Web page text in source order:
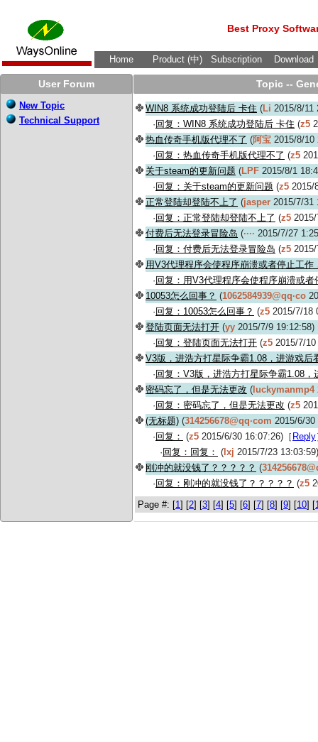
Best Proxy
Home Product (中) Subscription Download
User Forum
New Topic
Technical Support
Topic --
WIN8 系统成功登陆后 卡住 (Li 2015/8/11
· 回复：WIN8 系统成功登陆后 卡住 (z5
热血传奇手机版代理不了 (阿宝 2015/8/10
· 回复：热血传奇手机版代理不了 (z5
关于steam的更新问题 (LPF 2015/8/1
· 回复：关于steam的更新问题 (z5 2015/
正常登陆却登陆不上了 (jasper 2015/7/31
· 回复：正常登陆却登陆不上了 (z5
付费后无法登录冒险岛 (···· 2015/7/27
· 回复：付费后无法登录冒险岛 (z5
用V3代理程序会使程序崩溃或者停止工作
· 回复：用V3代理程序会使程序崩溃或
10053怎么回事？ (1062584939@qq·co
· 回复：10053怎么回事？ (z5 2015/7/18
登陆页面无法打开 (yy 2015/7/9 19:12:58)
· 回复：登陆页面无法打开 (z5 2015/7/
V3版，进浩方打星际争霸1.08，进游戏后
· 回复：V3版，进浩方打星际争霸1.08
密码忘了，但是无法更改 ( luckymanmp4
· 回复：密码忘了，但是无法更改 (z5
(无标题) (314256678@qq·com 2015/6/30
· 回复： (z5 2015/6/30 16:07:26)［ Reply
· 回复：回复： ( lxj 2015/7/23
刚冲的就没钱了？？？？？ (
· 回复：刚冲的就没钱了？？？？？ (z5
Page #: [1] [2] [3] [4] [5] [6] [7] [8] [9] [10] [